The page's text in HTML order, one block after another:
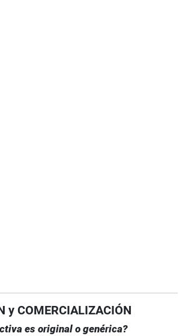
y COMERCIALIZACIÓN
es original o genérica?